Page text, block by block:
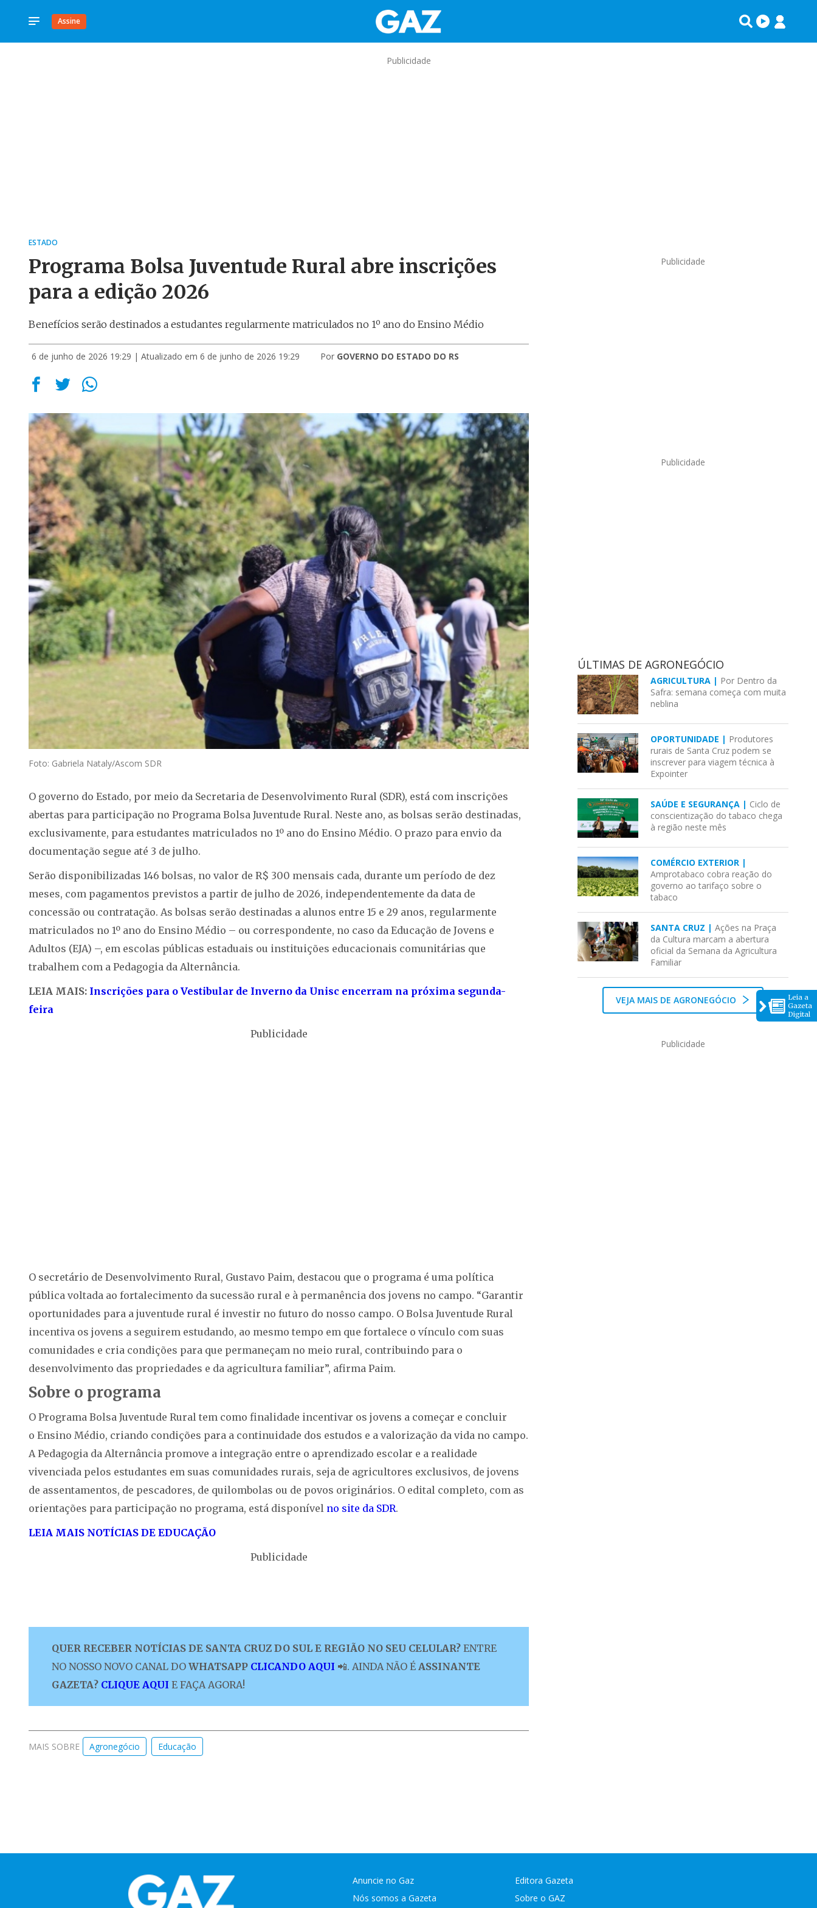
Assine
Leia a
Gazeta
Digital
Publicidade
ESTADO
Programa Bolsa Juventude Rural abre inscrições
para a edição 2026
Benefícios serão destinados a estudantes regularmente matriculados no 1º ano do Ensino Médio
6 de junho de 2026 19:29 | Atualizado em 6 de junho de 2026 19:29 Por GOVERNO DO ESTADO DO RS
Foto: Gabriela Nataly/Ascom SDR
O governo do Estado, por meio da Secretaria de Desenvolvimento Rural (SDR), está com inscrições
abertas para participação no Programa Bolsa Juventude Rural. Neste ano, as bolsas serão destinadas,
exclusivamente, para estudantes matriculados no 1º ano do Ensino Médio. O prazo para envio da
documentação segue até 3 de julho.
Serão disponibilizadas 146 bolsas, no valor de R$ 300 mensais cada, durante um período de dez
meses, com pagamentos previstos a partir de julho de 2026, independentemente da data de
concessão ou contratação. As bolsas serão destinadas a alunos entre 15 e 29 anos, regularmente
matriculados no 1º ano do Ensino Médio – ou correspondente, no caso da Educação de Jovens e
Adultos (EJA) –, em escolas públicas estaduais ou instituições educacionais comunitárias que
trabalhem com a Pedagogia da Alternância.
LEIA MAIS: Inscrições para o Vestibular de Inverno da Unisc encerram na próxima segunda-
feira
Publicidade
O secretário de Desenvolvimento Rural, Gustavo Paim, destacou que o programa é uma política
pública voltada ao fortalecimento da sucessão rural e à permanência dos jovens no campo. “Garantir
oportunidades para a juventude rural é investir no futuro do nosso campo. O Bolsa Juventude Rural
incentiva os jovens a seguirem estudando, ao mesmo tempo em que fortalece o vínculo com suas
comunidades e cria condições para que permaneçam no meio rural, contribuindo para o
desenvolvimento das propriedades e da agricultura familiar”, afirma Paim.
Sobre o programa
O Programa Bolsa Juventude Rural tem como finalidade incentivar os jovens a começar e concluir
o Ensino Médio, criando condições para a continuidade dos estudos e a valorização da vida no campo.
A Pedagogia da Alternância promove a integração entre o aprendizado escolar e a realidade
vivenciada pelos estudantes em suas comunidades rurais, seja de agricultores exclusivos, de jovens
de assentamentos, de pescadores, de quilombolas ou de povos originários. O edital completo, com as
orientações para participação no programa, está disponível no site da SDR.
LEIA MAIS NOTÍCIAS DE EDUCAÇÃO
Publicidade
QUER RECEBER NOTÍCIAS DE SANTA CRUZ DO SUL E REGIÃO NO SEU CELULAR? ENTRE
NO NOSSO NOVO CANAL DO WHATSAPP CLICANDO AQUI 📲. AINDA NÃO É ASSINANTE
GAZETA? CLIQUE AQUI E FAÇA AGORA!
MAIS SOBRE Agronegócio Educação
Publicidade
Publicidade
ÚLTIMAS DE AGRONEGÓCIO
AGRICULTURA | Por Dentro da
Safra: semana começa com muita
neblina
OPORTUNIDADE | Produtores
rurais de Santa Cruz podem se
inscrever para viagem técnica à
Expointer
SAÚDE E SEGURANÇA | Ciclo de
conscientização do tabaco chega
à região neste mês
COMÉRCIO EXTERIOR |
Amprotabaco cobra reação do
governo ao tarifaço sobre o
tabaco
SANTA CRUZ |Ações na Praça
da Cultura marcam a abertura
oficial da Semana da Agricultura
Familiar
VEJA MAIS DE AGRONEGÓCIO
Publicidade
Anuncie no Gaz
Nós somos a Gazeta
Editora Gazeta
Sobre o GAZ